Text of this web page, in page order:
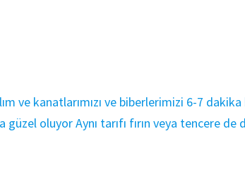
ve kanatlarımızı ve biberlerimizi 6-7
oluyor Aynı tarıfı fırın veya tencere de